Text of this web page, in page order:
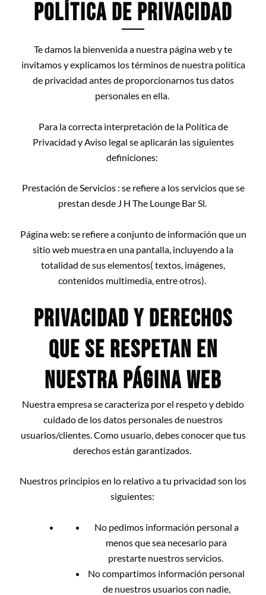
Política de Privacidad
Te damos la bienvenida a nuestra página web y te
invitamos y explicamos los términos de nuestra política
de privacidad antes de proporcionarnos tus datos
personales en ella.
Para la correcta interpretación de la Política de
Privacidad y Aviso legal se aplicarán las siguientes
definiciones:
Prestación de Servicios : se refiere a los servicios que se
prestan desde J H The Lounge Bar Sl.
Página web: se refiere a conjunto de información que un
sitio web muestra en una pantalla, incluyendo a la
totalidad de sus elementos( textos, imágenes,
contenidos multimedia, entre otros).
PRIVACIDAD Y DERECHOS
QUE SE RESPETAN EN
NUESTRA PÁGINA WEB
Nuestra empresa se caracteriza por el respeto y debido
cuidado de los datos personales de nuestros
usuarios/clientes. Como usuario, debes conocer que tus
derechos están garantizados.
Nuestros principios en lo relativo a tu privacidad son los
siguientes:
No pedimos información personal a
menos que sea necesario para
prestarte nuestros servicios.
No compartimos información personal
de nuestros usuarios con nadie,